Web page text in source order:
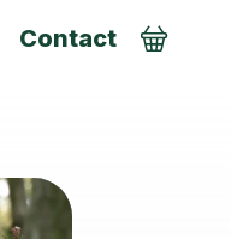
Contact